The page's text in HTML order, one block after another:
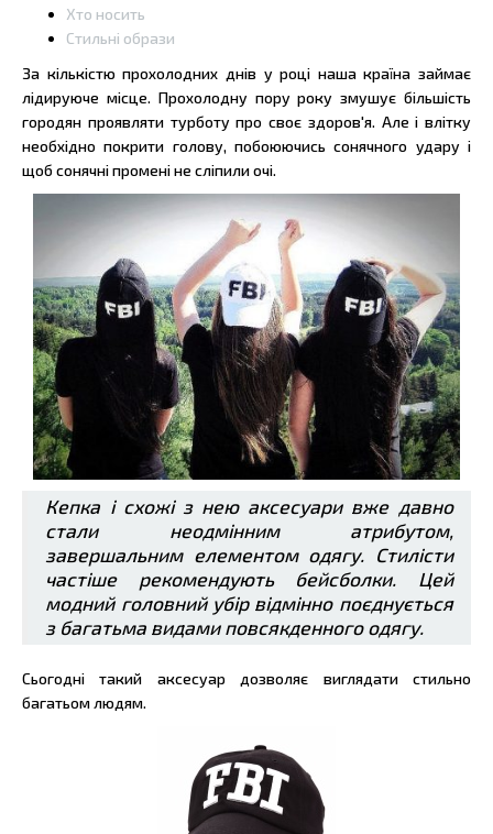
Хто носить
Стильні образи
За кількістю прохолодних днів у році наша країна займає
лідируюче місце. Прохолодну пору року змушує більшість
городян проявляти турботу про своє здоров'я. Але і влітку
необхідно покрити голову, побоюючись сонячного удару і
щоб сонячні промені не сліпили очі.
Кепка і схожі з нею аксесуари вже давно
стали неодмінним атрибутом,
завершальним елементом одягу. Стилісти
частіше рекомендують бейсболки. Цей
модний головний убір відмінно поєднується
з багатьма видами повсякденного одягу.
Сьогодні такий аксесуар дозволяє виглядати стильно
багатьом людям.